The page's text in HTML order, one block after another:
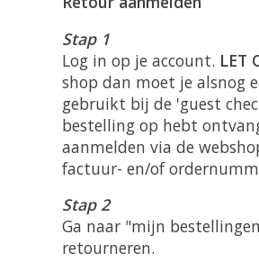
Stap 1
Log in op je account. LET
shop dan moet je alsnog
gebruikt bij de 'guest
bestelling op hebt
aanmelden via de
factuur- en/of
Stap 2
Ga naar "mijn
retourneren.